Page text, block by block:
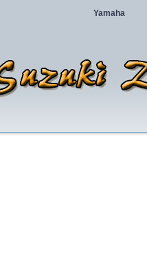
Yamaha